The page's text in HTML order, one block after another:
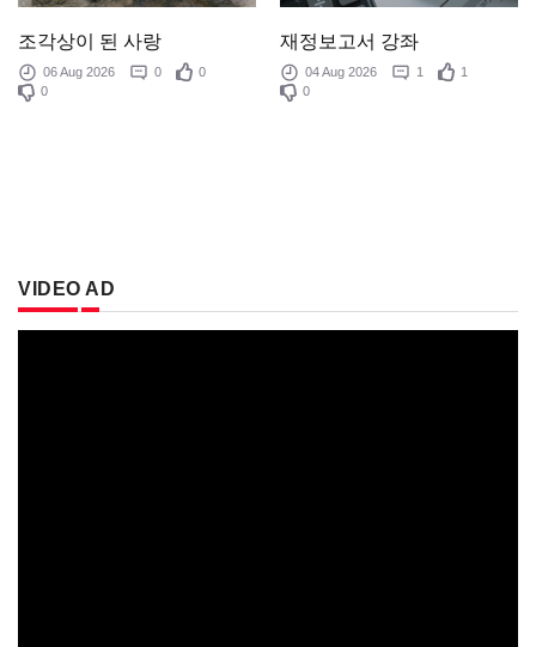
조각상이 된 사랑
06 Aug 2026 0
0
0
재정보고서 강좌
04 Aug 2026 1
1
0
VIDEO AD